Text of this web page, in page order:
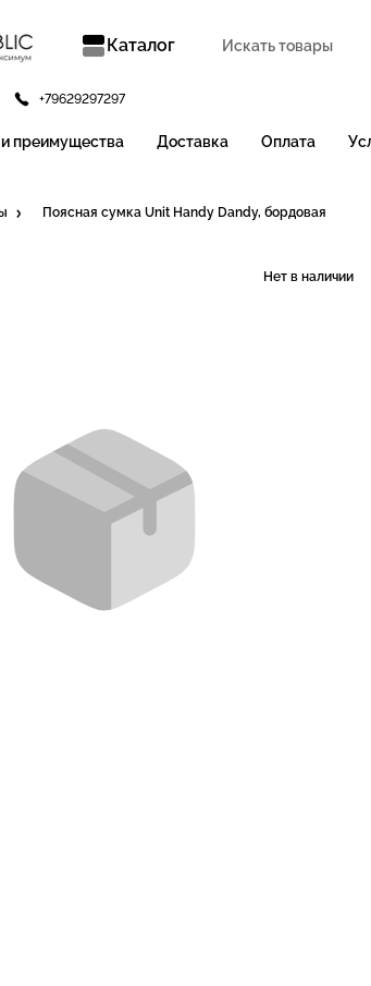
Каталог
+79629297297
преимущества Доставка Оплата
Поясная сумка Unit Handy Dandy, бордовая
Нет в наличии